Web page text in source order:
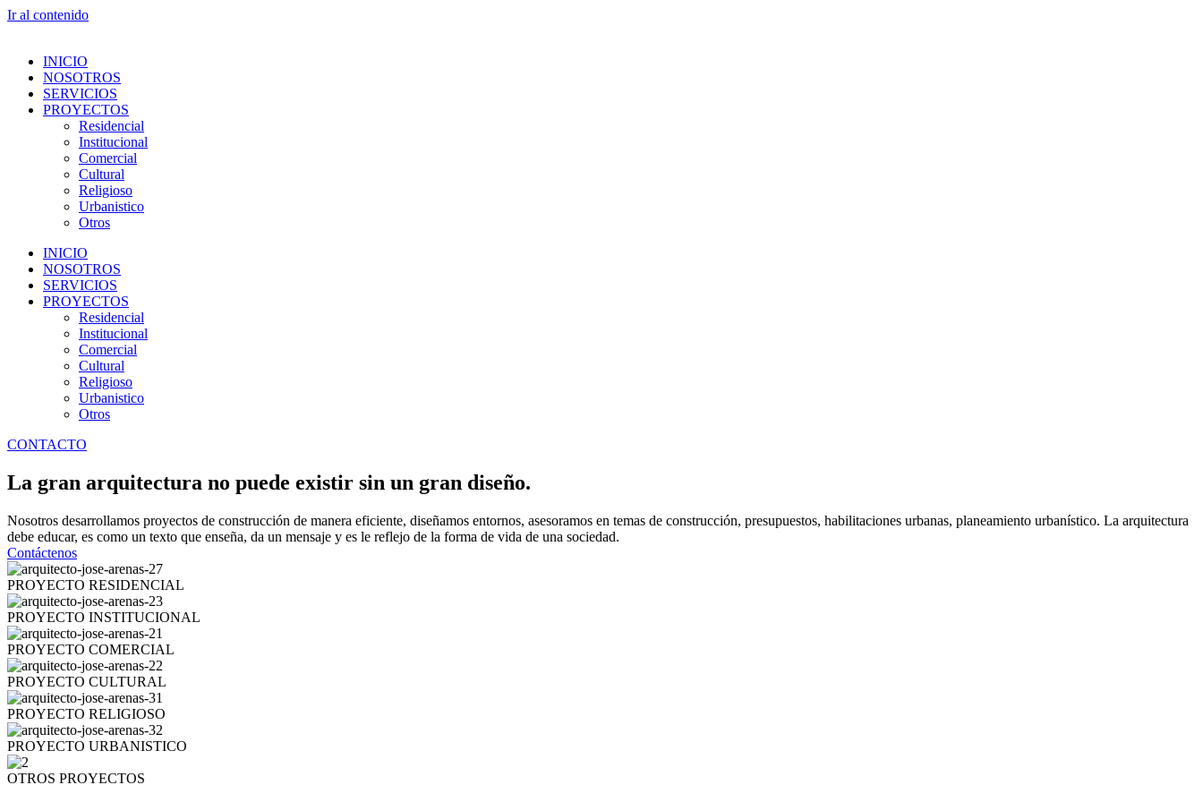
Ir al contenido
INICIO
NOSOTROS
SERVICIOS
PROYECTOS
Residencial
Institucional
Comercial
Cultural
Religioso
Urbanistico
Otros
INICIO
NOSOTROS
SERVICIOS
PROYECTOS
Residencial
Institucional
Comercial
Cultural
Religioso
Urbanistico
Otros
CONTACTO
La gran arquitectura no puede existir sin un gran diseño.
Nosotros desarrollamos proyectos de construcción de manera eficiente, diseñamos entornos, asesoramos en temas de construcción, presupuestos, habilitaciones urbanas, planeamiento urbanístico. La arquitectura
debe educar, es como un texto que enseña, da un mensaje y es le reflejo de la forma de vida de una sociedad.
Contáctenos
PROYECTO RESIDENCIAL
PROYECTO INSTITUCIONAL
PROYECTO COMERCIAL
PROYECTO CULTURAL
PROYECTO RELIGIOSO
PROYECTO URBANISTICO
OTROS PROYECTOS